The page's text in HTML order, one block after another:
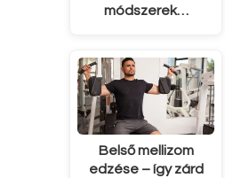
módszerek…
Belső mellizom
edzése – így zárd